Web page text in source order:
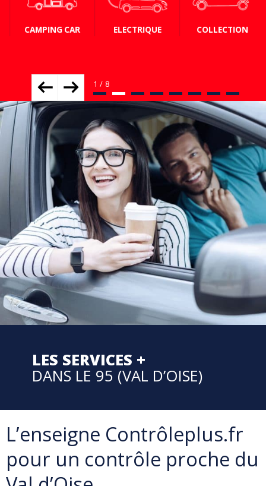
CAMPING CAR ELECTRIQUE COLLECTION
LES SERVICES +
DANS LE 95 (VAL D’OISE)
L’enseigne Contrôleplus.fr
pour un contrôle proche du